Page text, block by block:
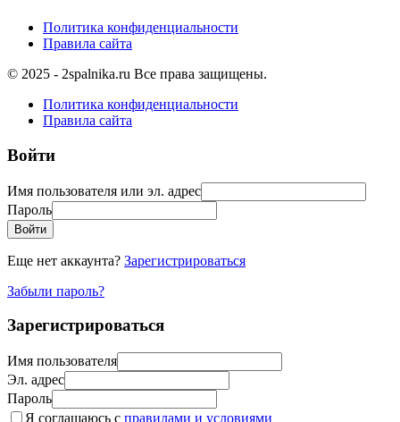
Политика конфиденциальности
Правила сайта
© 2025 - 2spalnika.ru Все права защищены.
Политика конфиденциальности
Правила сайта
Войти
Имя пользователя или эл. адрес
Пароль
Войти
Еще нет аккаунта? Зарегистрироваться
Забыли пароль?
Зарегистрироваться
Имя пользователя
Эл. адрес
Пароль
Я соглашаюсь с правилами и условиями